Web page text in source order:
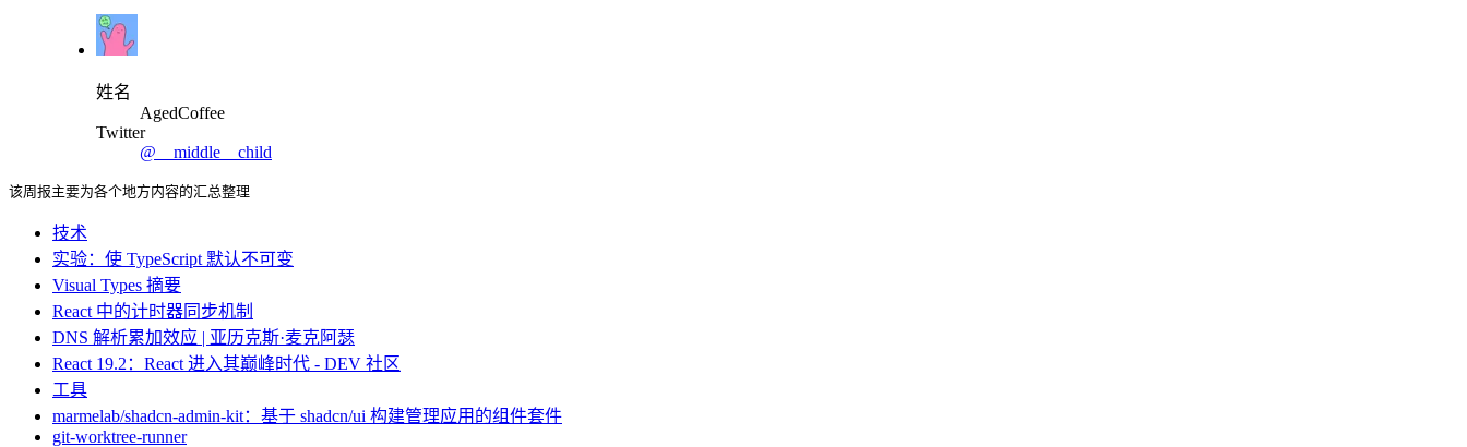
姓名
AgedCoffee
Twitter
@__middle__child
该周报主要为各个地方内容的汇总整理
技术
实验：使 TypeScript 默认不可变
Visual Types 摘要
React 中的计时器同步机制
DNS 解析累加效应 | 亚历克斯·麦克阿瑟
React 19.2：React 进入其巅峰时代 - DEV 社区
工具
marmelab/shadcn-admin-kit：基于 shadcn/ui 构建管理应用的组件套件
git-worktree-runner